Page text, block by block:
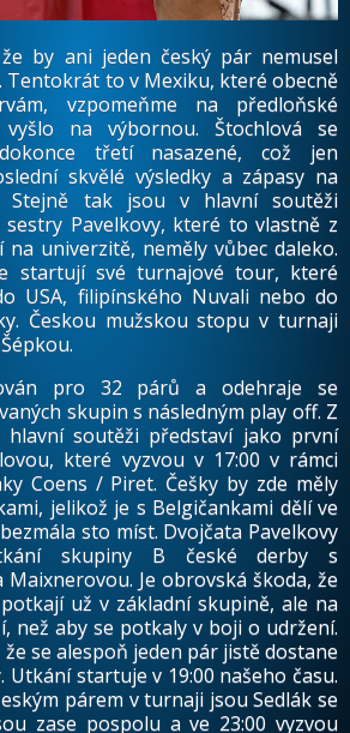
by ani jeden český pár nemusel
Tentokrát to v Mexiku, které obecně
vzpomeňme na předloňské
na výbornou. Štochlová se
třetí nasazené, což jen
skvělé výsledky a zápasy na
Stejně tak jsou v hlavní soutěži
Pavelkovy, které to vlastně z
na univerzitě, neměly vůbec daleko.
startují své turnajové tour, které
USA, filipínského Nuvali nebo do
Českou mužskou stopu v turnaji
pro 32 párů a odehraje se
skupin s následným play off. Z
hlavní soutěži představí jako první
které vyzvou v 17:00 v rámci
Coens / Piret. Češky by zde měly
jelikož je s Belgičankami dělí ve
sto míst. Dvojčata Pavelkovy
skupiny B české derby s
Je obrovská škoda, že
už v základní skupině, ale na
než aby se potkaly v boji o udržení.
se alespoň jeden pár jistě dostane
Utkání startuje v 19:00 našeho času.
párem v turnaji jsou Sedlák se
zase pospolu a ve 23:00 vyzvou